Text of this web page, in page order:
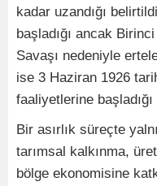
kadar uzandığı
başladığı ancak
Savaşı nedeniyle
ise 3 Haziran 1926
faaliyetlerine
Bir asırlık süreçte
tarımsal kalkınma,
bölge ekonomisine